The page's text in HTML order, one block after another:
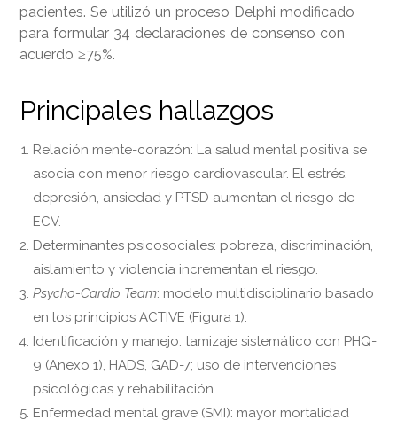
pacientes. Se utilizó un proceso Delphi modificado
para formular 34 declaraciones de consenso con
acuerdo ≥75%.
Principales hallazgos
Relación mente-corazón: La salud mental positiva se
asocia con menor riesgo cardiovascular. El estrés,
depresión, ansiedad y PTSD aumentan el riesgo de
ECV.
Determinantes psicosociales: pobreza, discriminación,
aislamiento y violencia incrementan el riesgo.
Psycho-Cardio Team: modelo multidisciplinario basado
en los principios ACTIVE (Figura 1).
Identificación y manejo: tamizaje sistemático con PHQ-
9 (Anexo 1), HADS, GAD-7; uso de intervenciones
psicológicas y rehabilitación.
Enfermedad mental grave (SMI): mayor mortalidad